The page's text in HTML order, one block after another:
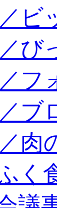
ビ
び
フ
ブ
肉
く